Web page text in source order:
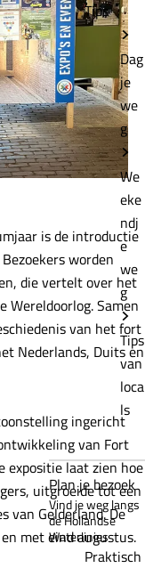
Tips
Dag
je
we
g
We
eke
ndj
e
we
g
Tips
van
loca
ls
Plan je bezoek
Vind je weg langs
de Hollandse
Waterlinies
Praktisch
is de introductie
worden
die vertelt over het
Wereldoorlog. Samen
van het fort
Nederlands, Duits en
ingericht
van Fort
expositie laat zien hoe
uitgroeide tot een
van Gelderland. De
met eind augustus.